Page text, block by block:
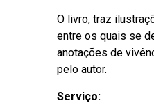
O livro, traz
entre os quais se
anotações de
pelo autor.
Serviço: